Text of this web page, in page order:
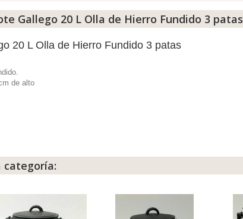
Gallego 20 L Olla de Hierro Fundido 3 patas
20 L Olla de Hierro Fundido 3 patas
de alto
categoría: